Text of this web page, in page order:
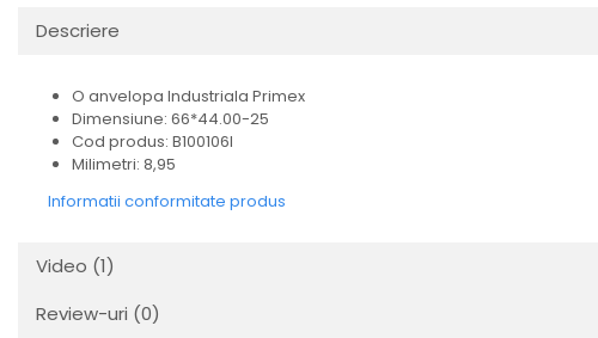
Descriere
O anvelopa Industriala Primex
Dimensiune: 66*44.00-25
Cod produs: B100106I
Milimetri: 8,95
Informatii conformitate produs
Video (1)
Review-uri (0)